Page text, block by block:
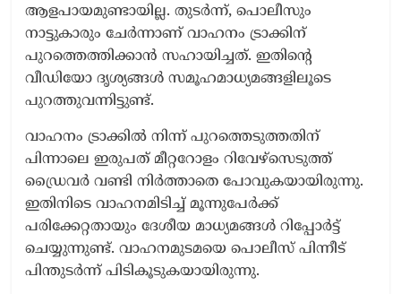
ആളപായമുണ്ടായില്ല. തുടർന്ന്, പൊലീസും
നാട്ടുകാരും ചേര്‍ന്നാണ് വാഹനം ട്രാക്കിന്
പുറത്തെത്തിക്കാന്‍ സഹായിച്ചത്. ഇതിന്റെ
വീഡിയോ ദൃശ്യങ്ങള്‍ സമൂഹമാധ്യമങ്ങളിലൂടെ
പുറത്തുവന്നിട്ടുണ്ട്.
വാഹനം ട്രാക്കിൽ നിന്ന് പുറത്തെടുത്തതിന്
പിന്നാലെ ഇരുപത് മീറ്ററോളം റിവേഴ്സെടുത്ത്
ഡ്രൈവർ വണ്ടി നിർത്താതെ പോവുകയായിരുന്നു.
ഇതിനിടെ വാഹനമിടിച്ച് മൂന്നുപേർക്ക്
പരിക്കേറ്റതായും ദേശീയ മാധ്യമങ്ങൾ റിപ്പോർട്ട്
ചെയ്യുന്നുണ്ട്. വാഹനമുടമയെ പൊലീസ് പിന്നീട്
പിന്തുടർന്ന് പിടികൂടുകയായിരുന്നു.